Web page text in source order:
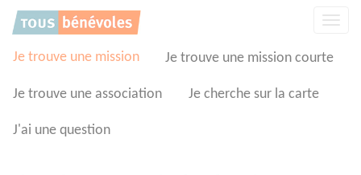
Je trouve une mission Je trouve une mission courte
Je trouve une association Je cherche sur la carte
J'ai une question
Panneau de gestion des cookies